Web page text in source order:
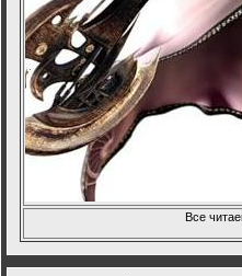
Все